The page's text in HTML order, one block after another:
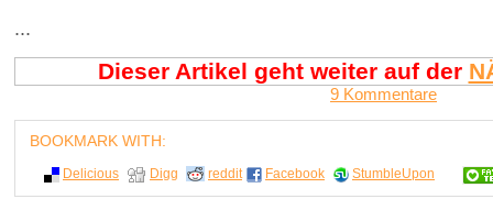
...
Dieser Artikel geht weiter auf der
9 Kommentare
BOOKMARK WITH:
Delicious Digg reddit Facebook StumbleUpon